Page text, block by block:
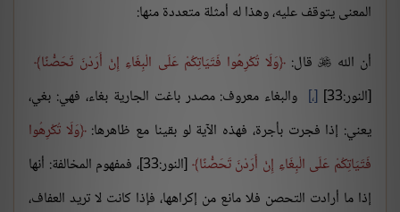
المعنى يتوقف عليه، وهذا له أمثلة متعددة منها:
أن الله قال: وَلَا تُكْرِهُوا فَتَيَاتِكُمْ عَلَى الْبِغَاءِ إِنْ أَرَدْنَ تَحَصُّنًا
[النور:33]
، والبغاء معروف: مصدر باغت الجارية بغاء، فهي: بغي،
يعني: إذا فجرت بأجرة، فهذه الآية لو بقينا مع ظاهرها: وَلَا تُكْرِهُوا
فَتَيَاتِكُمْ عَلَى الْبِغَاءِ إِنْ أَرَدْنَ تَحَصُّنًا
[النور:33]، فمفهوم المخالفة: أنها
إذا ما أرادت التحصن فلا مانع من إكراهها، فإذا كانت لا تريد العفاف،